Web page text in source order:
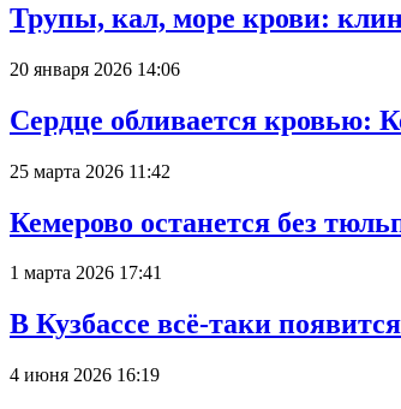
Трупы, кал, море крови:
20 января 2026 14:06
Сердце обливается кровью:
25 марта 2026 11:42
Кемерово останется без
1 марта 2026 17:41
В Кузбассе всё-таки
4 июня 2026 16:19